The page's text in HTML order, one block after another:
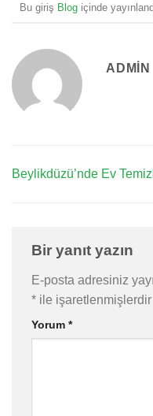
Bu giriş Blogiçinde
ADMIN
Beylikdüzü’nde Ev
Bir yanıt yazın
E-posta adresiniz
* ile işaretlenmişlerdir
Yorum *